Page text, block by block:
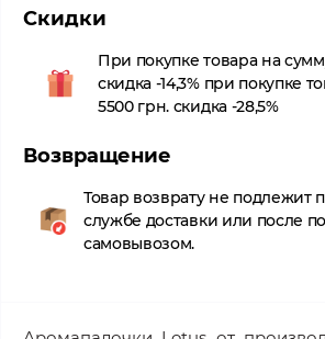
Скидки
При покупке товара на
скидка -14,3% при покупке
5500 грн. скидка -28,5%
Возвращение
Товар возврату не подлежит
службе доставки или после
самовывозом.